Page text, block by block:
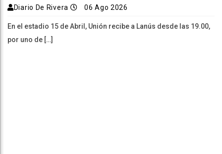
Diario De Rivera 06 Ago 2026
En el estadio 15 de Abril, Unión recibe a Lanús desde las 19.00,
por uno de […]